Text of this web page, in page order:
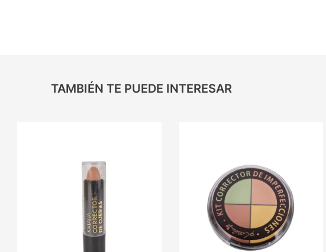
TAMBIÉN TE PUEDE INTERESAR